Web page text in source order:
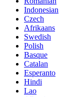
Indonesian
Czech
Afrikaans
Swedish
Polish
Basque
Catalan
Esperanto
Hindi
Lao